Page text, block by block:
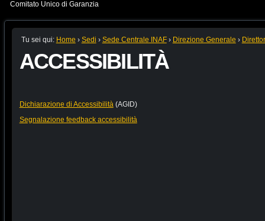
Comitato Unico di Garanzia
Tu sei qui: Home › Sedi › Sede Centrale INAF › Direzione Generale ›
ACCESSIBILITÀ
Dichiarazione di Accessibilità (AGID)
Segnalazione feedback accessibilità